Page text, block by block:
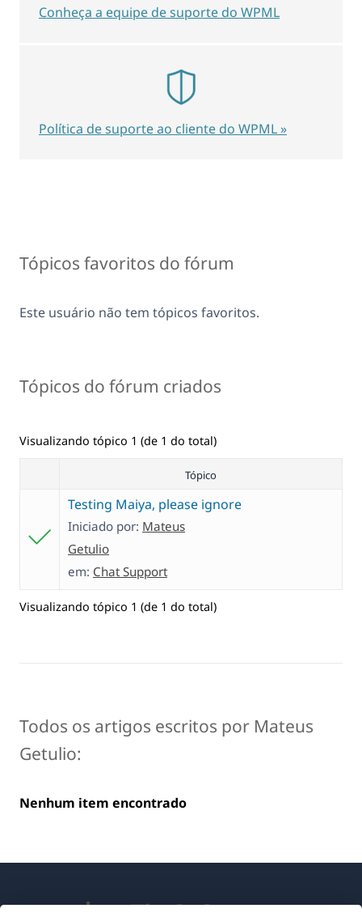
Tópicos favoritos do fórum
Este usuário não tem tópicos favoritos.
Tópicos do fórum criados
Visualizando tópico 1 (de 1 do total)
Tópico
Testing Maiya, please ignore
Iniciado por: Mateus
Getulio
em: Chat Support
Visualizando tópico 1 (de 1 do total)
Todos os artigos escritos por Mateus
Getulio:
Nenhum item encontrado
Conheça a equipe de suporte do WPML
Política de suporte ao cliente do WPML »